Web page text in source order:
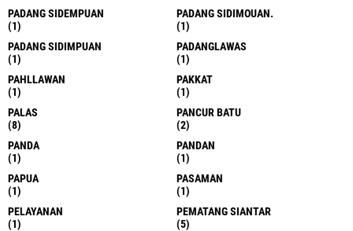
PADANG SIDEMPUAN
(1)
PADANG SIDIMOUAN.
(1)
PADANG SIDIMPUAN
(1)
PADANGLAWAS
(1)
PAHLLAWAN
(1)
PAKKAT
(1)
PALAS
(8)
PANCUR BATU
(2)
PANDA
(1)
PANDAN
(1)
PAPUA
(1)
PASAMAN
(1)
PELAYANAN
(1)
PEMATANG SIANTAR
(5)